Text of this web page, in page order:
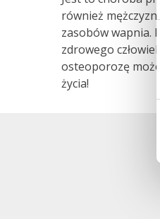
również
zasobów wapnia.
zdrowego
osteoporozę
życia!